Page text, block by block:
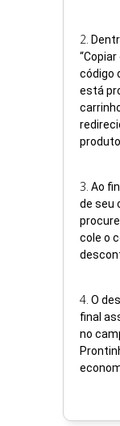
2
código
está
3 Ao
de seu
cole o
4 O
final
no